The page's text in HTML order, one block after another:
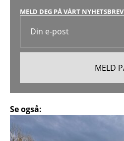
MELD DEG PÅ VÅRT NYHETSBREV
Se også: